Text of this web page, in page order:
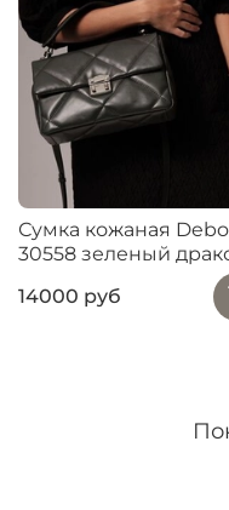
Сумка кожаная
30558 зеленый
14000 руб